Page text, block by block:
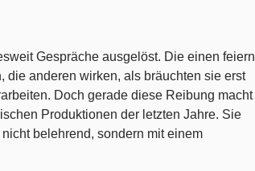
Gespräche ausgelöst. Die einen feiern
die anderen wirken, als bräuchten sie erst
Doch gerade diese Reibung macht
Produktionen der letzten Jahre. Sie
belehrend, sondern mit einem